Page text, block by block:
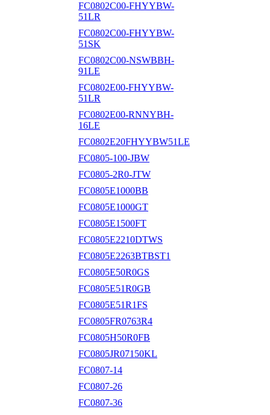
FC0802C00-FHYYBW-
51LR
FC0802C00-FHYYBW-
51SK
FC0802C00-NSWBBH-
91LE
FC0802E00-FHYYBW-
51LR
FC0802E00-RNNYBH-
16LE
FC0802E20FHYYBW51LE
FC0805-100-JBW
FC0805-2R0-JTW
FC0805E1000BB
FC0805E1000GT
FC0805E1500FT
FC0805E2210DTWS
FC0805E2263BTBST1
FC0805E50R0GS
FC0805E51R0GB
FC0805E51R1FS
FC0805FR0763R4
FC0805H50R0FB
FC0805JR07150KL
FC0807-14
FC0807-26
FC0807-36